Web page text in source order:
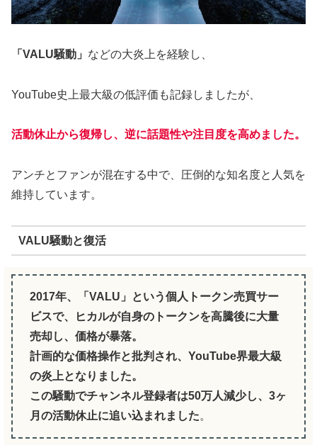
「VALU騒動」 などの大炎上を経験し、
YouTube史上最大級の低評価も記録しましたが、
活動休止から復帰し、逆に話題性や注目度を高めました。
アンチとファンが混在する中で、圧倒的な知名度と人気を
維持しています。
VALU騒動と復活
2017年、「VALU」という個人トークン売買サー
ビスで、ヒカルが自身のトークンを高騰後に大量
売却し、価格が暴落。
計画的な価格操作と批判され、YouTube界最大級
の炎上となりました。
この騒動でチャンネル登録者は50万人減少し、3ヶ
月の活動休止に追い込まれました。